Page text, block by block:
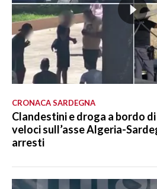
CRONACA SARDEGNA
Clandestini e droga a bordo
veloci sull’asse Algeria-
arresti